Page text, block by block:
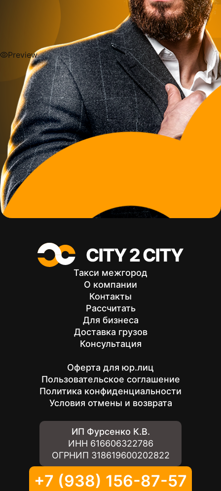
Preview
Такси межгород
О компании
Контакты
Рассчитать
Для бизнеса
Доставка грузов
Консультация
Оферта для юр.лиц
Пользовательское соглашение
Политика конфиденциальности
Условия отмены и возврата
ИП Фурсенко К.В.
ИНН 616606322786
ОГРНИП 318619600202822
+7 (938) 156-87-57